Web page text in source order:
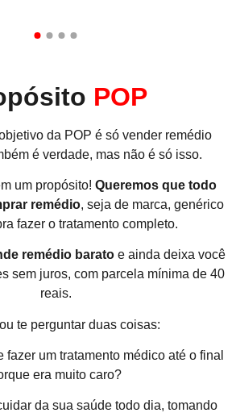
POP
da POP é só vender remédio
é verdade, mas não é só isso.
um propósito! Queremos que todo
remédio, seja de marca, genérico
fazer o tratamento completo.
remédio baratoe ainda deixa você
sem juros, com parcela mínima de 40
reais.
te perguntar duas coisas:
fazer um tratamento médico até o final
era muito caro?
da sua saúde todo dia, tomando